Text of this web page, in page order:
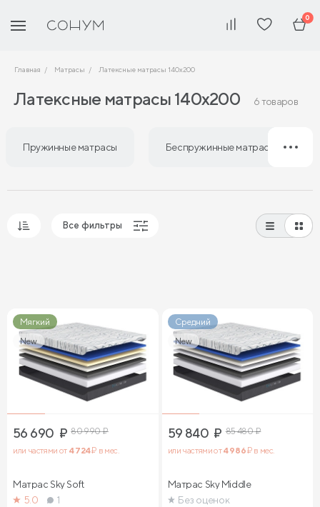
0
Главная Матрасы Латексные матрасы 140х200
Латексные матрасы 140х200 6 товаров
Пружинные матрасы Беспружинные матрасы
Все фильтры
Мягкий
New
56 690 ₽ 80 990₽
или частями от 4 724₽ в мес.
Матрас Sky Soft
5.0
1
Средний
New
59 840 ₽ 85 480₽
или частями от4 986₽ в мес.
Матрас Sky Middle
Без оценок